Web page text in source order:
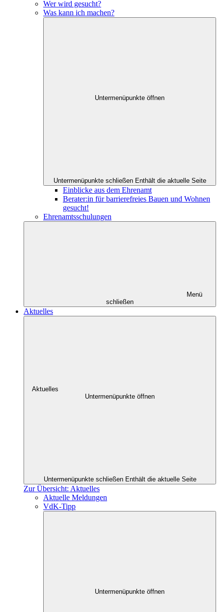
Wer wird gesucht?
Was kann ich machen?
Untermenüpunkte öffnen
Untermenüpunkte schließen Enthält die aktuelle Seite
Einblicke aus dem Ehrenamt
Berater:in für barrierefreies Bauen und Wohnen
gesucht!
Ehrenamtsschulungen
Menü
schließen
Aktuelles
Aktuelles
Untermenüpunkte öffnen
Untermenüpunkte schließen Enthält die aktuelle Seite
Zur Übersicht: Aktuelles
Aktuelle Meldungen
VdK-Tipp
Untermenüpunkte öffnen